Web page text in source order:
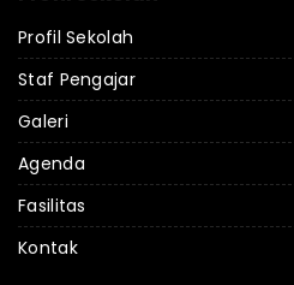
Profil Sekolah
Staf Pengajar
Galeri
Agenda
Fasilitas
Kontak